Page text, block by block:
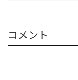
コメント